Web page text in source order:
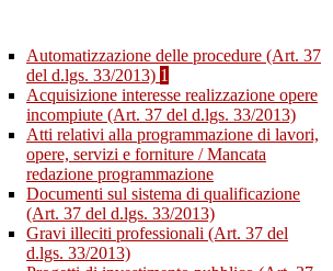
Automatizzazione delle procedure (Art. 37
del d.lgs. 33/2013) 1
Acquisizione interesse realizzazione opere
incompiute (Art. 37 del d.lgs. 33/2013)
Atti relativi alla programmazione di lavori,
opere, servizi e forniture / Mancata
redazione programmazione
Documenti sul sistema di qualificazione
(Art. 37 del d.lgs. 33/2013)
Gravi illeciti professionali (Art. 37 del
d.lgs. 33/2013)